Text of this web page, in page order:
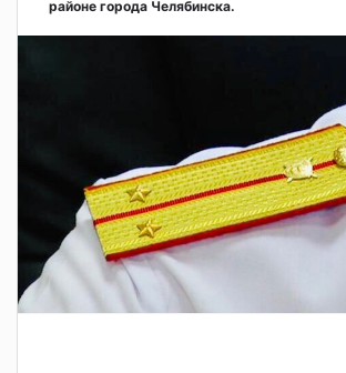
районе города Челябинска.